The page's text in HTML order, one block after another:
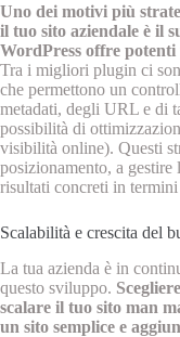
Uno dei motivi più
il tuo sito aziendale è il
WordPress offre
Tra i migliori plugin ci
che permettono un
metadati, degli URL e di
possibilità di
visibilità online). Questi
posizionamento, a gestire
risultati concreti in
Scalabilità e crescita del
La tua azienda è in
questo sviluppo.
scalare il tuo sito man
un sito semplice e